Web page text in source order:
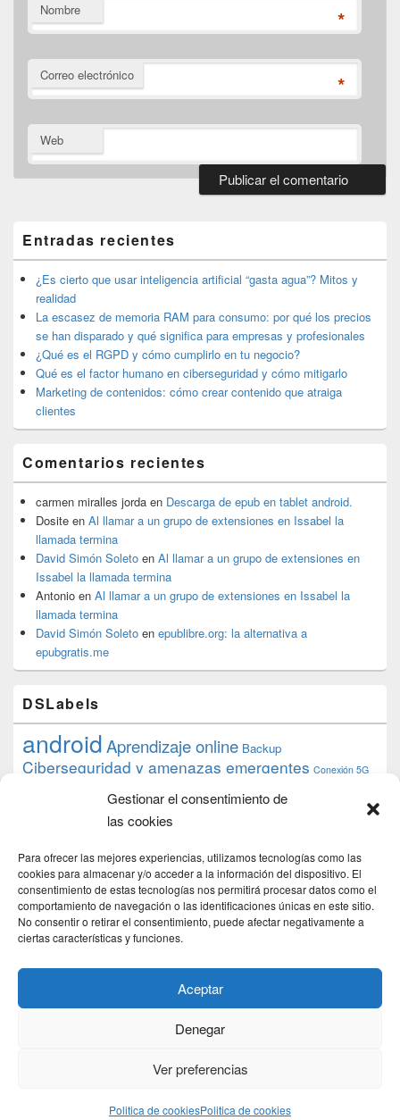
Gestionar el consentimiento de
las cookies
Para ofrecer las mejores experiencias, utilizamos tecnologías como las
cookies para almacenar y/o acceder a la información del dispositivo. El
consentimiento de estas tecnologías nos permitirá procesar datos como el
comportamiento de navegación o las identificaciones únicas en este sitio.
No consentir o retirar el consentimiento, puede afectar negativamente a
ciertas características y funciones.
Aceptar
Denegar
Ver preferencias
Politica de cookiesPolitica de cookies
Nombre *
Correo electrónico *
Web
de
widget
barra
lateral
primaria
Entradas recientes
¿Es cierto que usar inteligencia artificial “gasta agua”? Mitos y
realidad
La escasez de memoria RAM para consumo: por qué los precios
se han disparado y qué significa para empresas y profesionales
¿Qué es el RGPD y cómo cumplirlo en tu negocio?
Qué es el factor humano en ciberseguridad y cómo mitigarlo
Marketing de contenidos: cómo crear contenido que atraiga
clientes
Comentarios recientes
carmen miralles jorda en Descarga de epub en tablet android.
Dosite en Al llamar a un grupo de extensiones en Issabel la
llamada termina
David Simón Soleto en Al llamar a un grupo de extensiones en
Issabel la llamada termina
Antonio en Al llamar a un grupo de extensiones en Issabel la
llamada termina
David Simón Soleto en epublibre.org: la alternativa a
epubgratis.me
DSLabels
androidAprendizaje online Backup
Ciberseguridad y amenazas emergentes Conexión 5G
datos debian desarrollo web
Formación Google
iphone
proyecto PS4 python Raspberryraspberrypi
raspbian review Servidor Web Sostenibilidad
tecnológicaTecnología torrent
transmissiontutorial ubuntu server Windows
Theme: Catch Box byCatch Themes